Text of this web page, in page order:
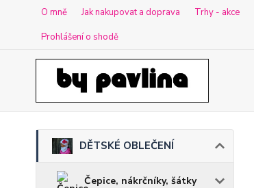
O mně Jak nakupovat a doprava Trhy - akce
Prohlášení o shodě
DĚTSKÉ OBLEČENÍ
Čepice, nákrčníky, šátky